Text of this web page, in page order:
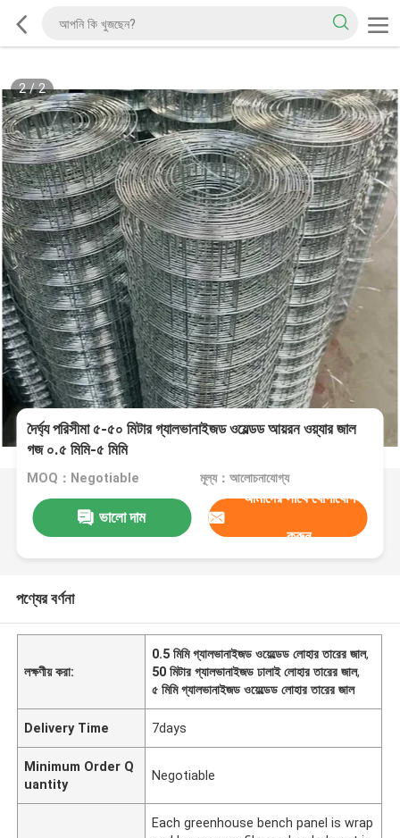
2/2
দৈর্ঘ্য পরিসীমা ৫-৫০ মিটার গ্যালভানাইজড ওয়েল্ডড আয়রন ওয়্যার জাল
গজ ০.৫ মিমি-৫ মিমি
MOQ：Negotiable মূল্য：আলোচনাযোগ্য
ভালো দাম
আমাদের সাথে যোগাযোগ
করুন
পণ্যের বর্ণনা
লক্ষণীয় করা:
0.5 মিমি গ্যালভানাইজড ওয়েল্ডেড লোহার তারের জাল,
50 মিটার গ্যালভানাইজড ঢালাই লোহার তারের জাল,
৫ মিমি গ্যালভানাইজড ওয়েল্ডেড লোহার তারের জাল
Delivery Time 7days
Minimum Order Q
uantity
Negotiable
Each greenhouse bench panel is wrap